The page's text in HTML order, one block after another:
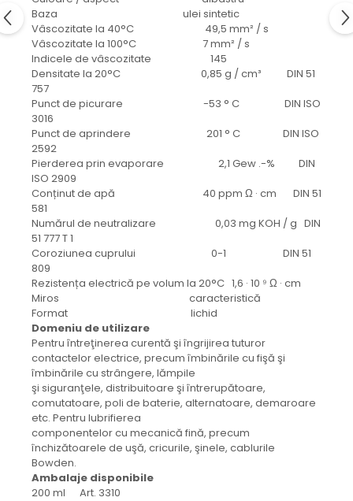
Mecanice
Electrice
Hidraulice
Cilindri hidraulici si burdufe
protectie
Grup electropompa
Bolturi, role si bucsi
MAMMUT LIFT
Mecanice
Electrice
Hidraulice
Motor electric si pompa hidraulica
Cilindru hidraulic si protectie
burduf
ERHEL - HYDRIS
Hidraulice
Electrice
Mecanice
Role, bucse si bolturi
Motoras electric si pompa
Cilindri si burdufuri protectie
Consumabile
Baza ulei sintetic
Vâscozitate la 40°C 49,5 mm² / s
Vâscozitate la 100°C 7 mm² / s
Indicele de vâscozitate 145
Densitate la 20°C 0,85 g / cm³ DIN 51
757
Punct de picurare -53 ° C DIN ISO
3016
Punct de aprindere 201 ° C DIN ISO
2592
Pierderea prin evaporare 2,1 Gew .-% DIN
ISO 2909
Conținut de apă 40 ppm Ω · cm DIN 51
581
Numărul de neutralizare 0,03 mg KOH / g DIN
51 777 T 1
Coroziunea cuprului 0-1 DIN 51
809
Rezistența electrică pe volum la 20°C 1,6 · 10 ⁹ Ω · cm
Miros caracteristică
Format lichid
Domeniu de utilizare
Pentru întreţinerea curentă şi îngrijirea tuturor
contactelor electrice, precum îmbinările cu fişă şi
îmbinările cu strângere, lămpile
şi siguranţele, distribuitoare şi întrerupătoare,
comutatoare, poli de baterie, alternatoare, demaroare
etc. Pentru lubrifierea
componentelor cu mecanică fină, precum
închizătoarele de uşă, cricurile, şinele, cablurile
Bowden.
Ambalaje disponibile
200 ml Art. 3310